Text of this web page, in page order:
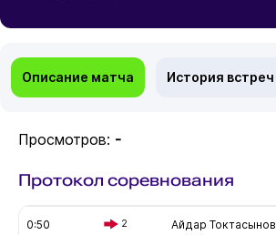
Описание матча История встреч
Просмотров: -
Протокол соревнования
0:50 2 Айдар Токтасынов